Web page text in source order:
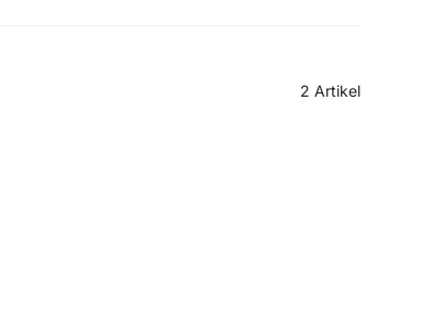
2 Artikel